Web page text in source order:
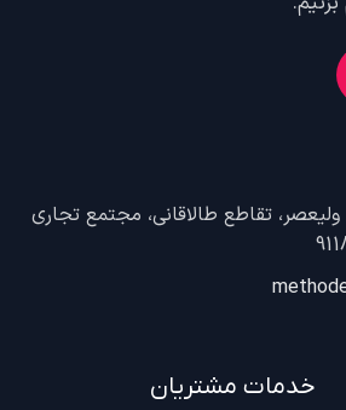
تقاطع طالاقانی، مجتمع تجاری
خدمات مشتریان